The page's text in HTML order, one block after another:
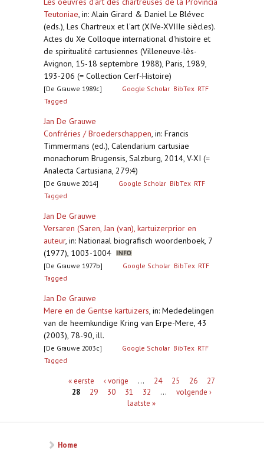
Teutoniae, in: Alain Girard & Daniel Le Blévec
(eds.), Les Chartreux et l'art (XIVe-XVIIIe siècles).
Actes du Xe Colloque international d'histoire et
de spiritualité cartusiennes (Villeneuve-lès-
Avignon, 15-18 septembre 1988), Paris, 1989,
193-206 (= Collection Cerf-Histoire)
[De Grauwe 1989c] Google Scholar BibTex RTF
Tagged
Jan De Grauwe
Confréries / Broederschappen, in: Francis
Timmermans (ed.), Calendarium cartusiae
monachorum Brugensis, Salzburg, 2014, V-XI (=
Analecta Cartusiana, 279:4)
[De Grauwe 2014] Google Scholar BibTex RTF
Tagged
Jan De Grauwe
Versaren (Saren, Jan (van), kartuizerprior en
auteur, in: Nationaal biografisch woordenboek, 7
(1977), 1003-1004
[De Grauwe 1977b] Google Scholar BibTex RTF
Tagged
Jan De Grauwe
Mere en de Gentse kartuizers, in: Mededelingen
van de heemkundige Kring van Erpe-Mere, 43
(2003), 78-90, ill.
[De Grauwe 2003c] Google Scholar BibTex RTF
Tagged
Pagina's« eerste ‹ vorige … 24 25 26
27
28
29 30 31 32 …
volgende ›
laatste »
Home